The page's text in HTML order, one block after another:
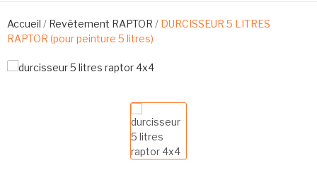
Accueil Revêtement RAPTOR
DURCISSEUR 5 LITRES
RAPTOR (pour peinture 5 litres)